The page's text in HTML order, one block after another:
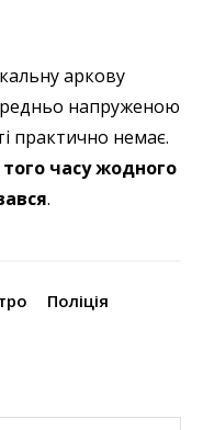
аркову
напруженою
практично немає.
часу жодного
.
Поліція